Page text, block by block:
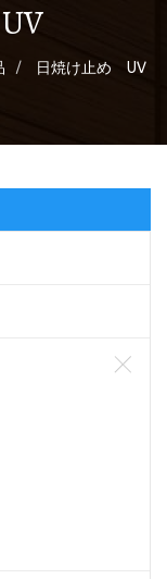
日焼け止め UV